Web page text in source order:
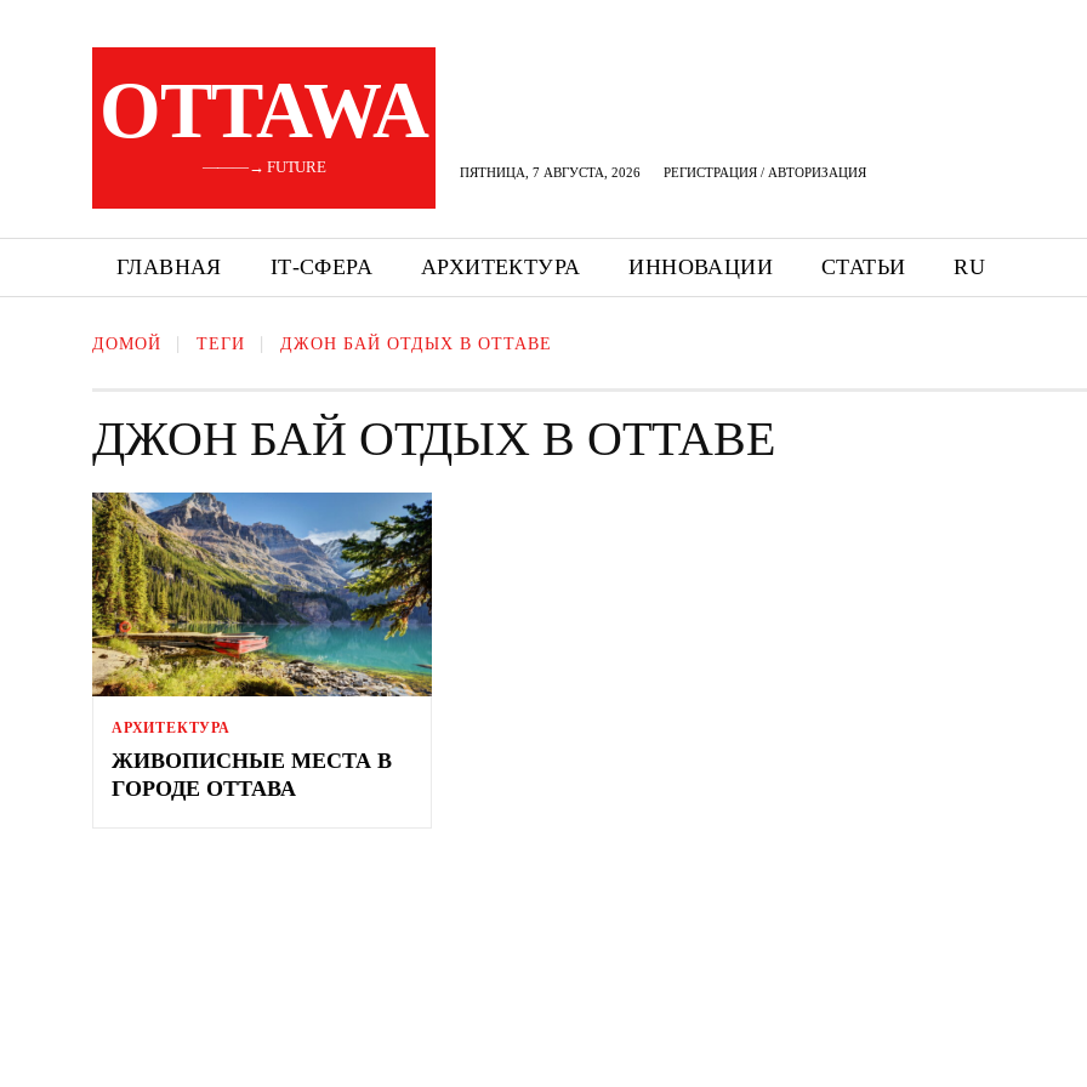
OTTAWA
———→ FUTURE ПЯТНИЦА, 7 АВГУСТА, 2026 РЕГИСТРАЦИЯ / АВТОРИЗАЦИЯ
ГЛАВНАЯ ІТ-СФЕРА АРХИТЕКТУРА ИННОВАЦИИ СТАТЬИ RU
ДОМОЙ ТЕГИ ДЖОН БАЙ ОТДЫХ В ОТТАВЕ
ДЖОН БАЙ ОТДЫХ В ОТТАВЕ
АРХИТЕКТУРА
ЖИВОПИСНЫЕ МЕСТА В
ГОРОДЕ ОТТАВА